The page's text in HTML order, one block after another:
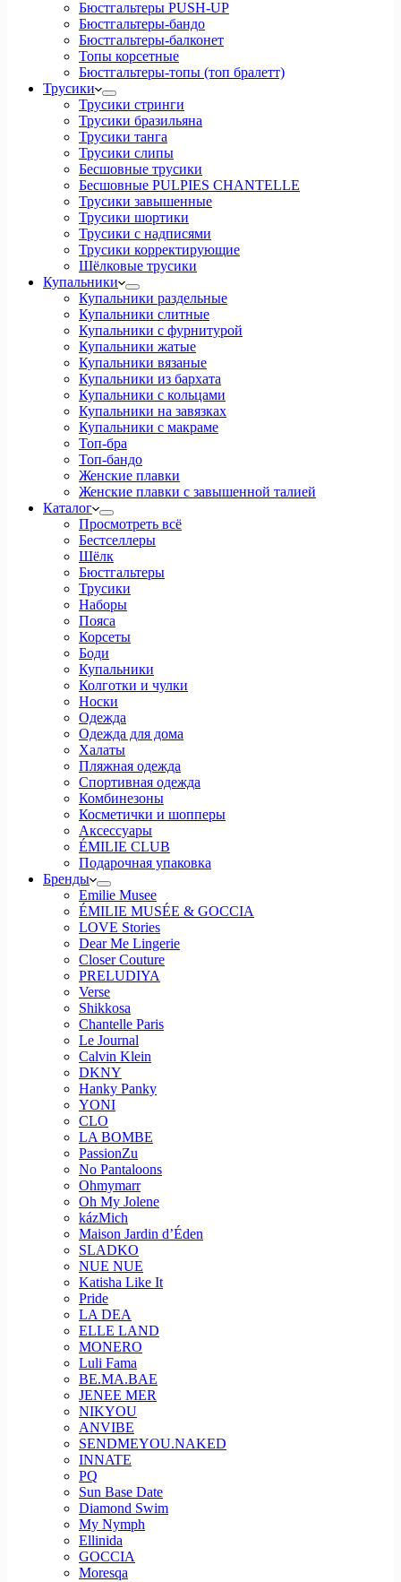
Бюстгальтеры PUSH-UP
Бюстгальтеры-бандо
Бюстгальтеры-балконет
Топы корсетные
Бюстгальтеры-топы (топ бралетт)
Трусики
Трусики стринги
Трусики бразильяна
Трусики танга
Трусики слипы
Бесшовные трусики
Бесшовные PULPIES CHANTELLE
Трусики завышенные
Трусики шортики
Трусики с надписями
Трусики корректирующие
Шёлковые трусики
Купальники
Купальники раздельные
Купальники слитные
Купальники с фурнитурой
Купальники жатые
Купальники вязаные
Купальники из бархата
Купальники с кольцами
Купальники на завязках
Купальники с макраме
Топ-бра
Топ-бандо
Женские плавки
Женские плавки с завышенной талией
Каталог
Просмотреть всё
Бестселлеры
Шёлк
Бюстгальтеры
Трусики
Наборы
Пояса
Корсеты
Боди
Купальники
Колготки и чулки
Носки
Одежда
Одежда для дома
Халаты
Пляжная одежда
Спортивная одежда
Комбинезоны
Косметички и шопперы
Аксессуары
ÉMILIE CLUB
Подарочная упаковка
Бренды
Emilie Musee
ÉMILIE MUSÉE & GOCCIA
LOVE Stories
Dear Me Lingerie
Closer Couture
PRELUDIYA
Verse
Shikkosa
Chantelle Paris
Le Journal
Calvin Klein
DKNY
Hanky Panky
YONI
CLO
LA BOMBE
PassionZu
No Pantaloons
Ohmymarr
Oh My Jolene
kázMich
Maison Jardin d’Éden
SLADKO
NUE NUE
Katisha Like It
Pride
LA DEA
ELLE LAND
MONERO
Luli Fama
BE.MA.BAE
JENEE MER
NIKYOU
ANVIBE
SENDMEYOU.NAKED
INNATE
PQ
Sun Base Date
Diamond Swim
My Nymph
Ellinida
GOCCIA
Moresqa